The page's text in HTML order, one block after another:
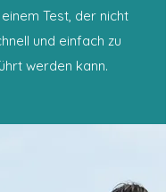
Test, der nicht
und einfach zu
werden kann.